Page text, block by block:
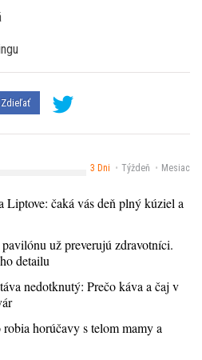
Zdieľať
3 Dni Týždeň Mesiac
Liptove: čaká vás deň plný kúziel a
už preverujú zdravotníci.
detailu
nedotknutý: Prečo káva a čaj v
horúčavy s telom mamy a